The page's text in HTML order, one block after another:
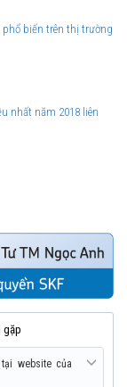
biến trên thị trường
nhất năm 2018 liên
gặp
website của